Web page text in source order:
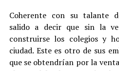
Coherente con su talante
salido a decir que sin la
construirse los colegios y
ciudad. Este es otro de sus
que se obtendrían por la